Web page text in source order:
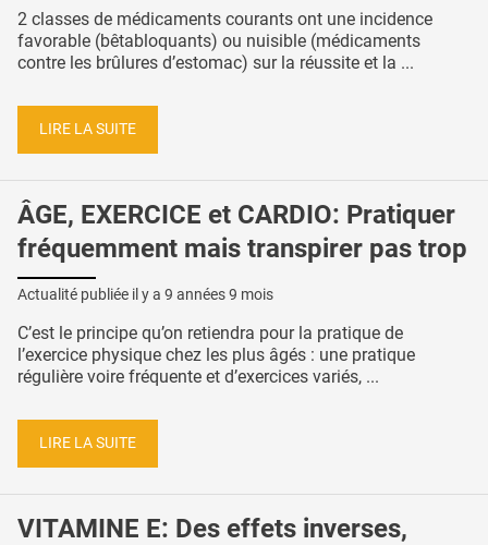
2 classes de médicaments courants ont une incidence
favorable (bêtabloquants) ou nuisible (médicaments
contre les brûlures d’estomac) sur la réussite et la ...
LIRE LA SUITE
ÂGE, EXERCICE et CARDIO: Pratiquer
fréquemment mais transpirer pas trop
Actualité publiée il y a 9 années 9 mois
C’est le principe qu’on retiendra pour la pratique de
l’exercice physique chez les plus âgés : une pratique
régulière voire fréquente et d’exercices variés, ...
LIRE LA SUITE
VITAMINE E: Des effets inverses,